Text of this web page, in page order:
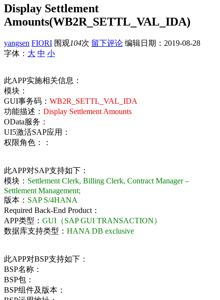
Display Settlement
Amounts(WB2R_SETTL_VAL_IDA)
yangsen FIORI 围观104次 留下评论 编辑日期： 2019-08-28
字体： 大 中 小
此APP实施相关信息：
模块：
GUI事务码： WB2R_SETTL_VAL_IDA
功能描述： Display Settlement Amounts
OData服务：
UI5激活SAP应用：
权限角色：：
此APP对SAP支持如下：
模块： Settlement Clerk, Billing Clerk, Contract Manager –
Settlement Management;
版本： SAP S/4HANA
Required Back-End Product：
APP类型： GUI（SAP GUI TRANSACTION）
数据库支持类型： HANA DB exclusive
此APP对BSP支持如下：
BSP名称：
BSP包：
BSP组件及版本：